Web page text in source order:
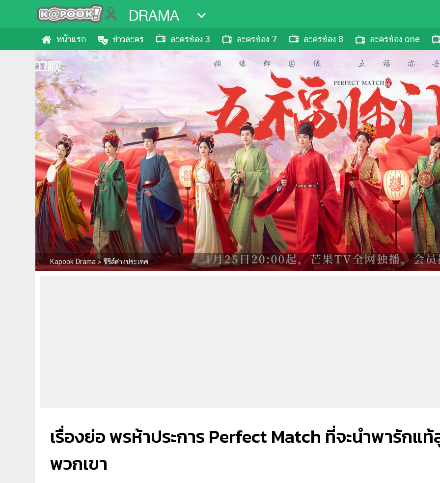
DRAMA
หน้าแรก ข่าวละคร ละครช่อง 3 ละครช่อง 7 ละครช่อง 8 ละครช่อง one
Kapook Drama>ซีรีส์ต่างประเทศ
เรื่องย่อ พรห้าประการ Perfect Match ที่จะนำพารักแ
พวกเขา